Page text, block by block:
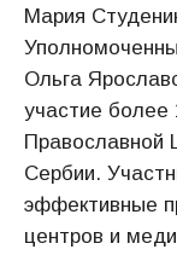
Мария
Ольга
участие более
Православной
Сербии.
эффективные
центров и